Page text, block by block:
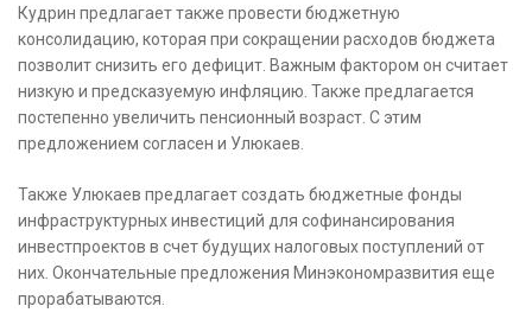
Кудрин предлагает также провести бюджетную
консолидацию, которая при сокращении расходов бюджета
позволит снизить его дефицит. Важным фактором он считает
низкую и предсказуемую инфляцию. Также предлагается
постепенно увеличить пенсионный возраст. С этим
предложением согласен и Улюкаев.
Также Улюкаев предлагает создать бюджетные фонды
инфраструктурных инвестиций для софинансирования
инвестпроектов в счет будущих налоговых поступлений от
них. Окончательные предложения Минэкономразвития еще
прорабатываются.